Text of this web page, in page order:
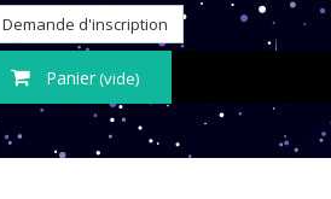
Demande d'inscription
Panier(vide)